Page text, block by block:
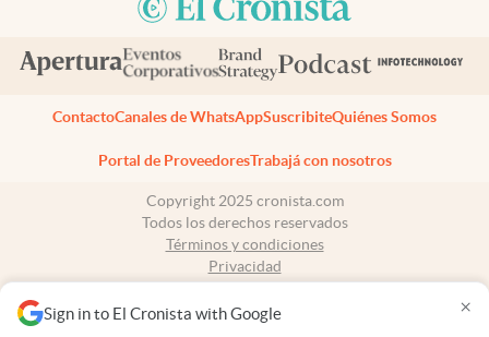
Sign in to El Cronista with Google ×
ContactoCanales de WhatsAppSuscribiteQuiénes Somos
Portal de ProveedoresTrabajá con nosotros
Copyright 2025 cronista.com
Todos los derechos reservados
Términos y condiciones
Privacidad
Tel: +54 11 7078-3270